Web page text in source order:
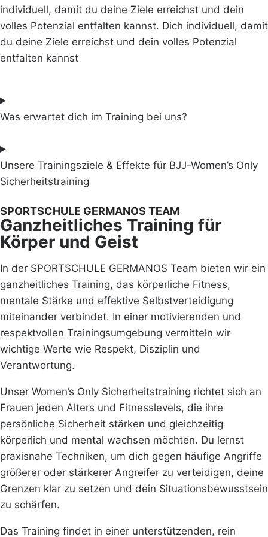
individuell, damit du deine Ziele erreichst und dein
volles Potenzial entfalten kannst. Dich individuell, damit
du deine Ziele erreichst und dein volles Potenzial
entfalten kannst
Was erwartet dich im Training bei uns?
Unsere Trainingsziele & Effekte für BJJ-Women’s Only
Sicherheitstraining
SPORTSCHULE GERMANOS TEAM
Ganzheitliches Training für
Körper und Geist
In der SPORTSCHULE GERMANOS Team bieten wir ein
ganzheitliches Training, das körperliche Fitness,
mentale Stärke und effektive Selbstverteidigung
miteinander verbindet. In einer motivierenden und
respektvollen Trainingsumgebung vermitteln wir
wichtige Werte wie Respekt, Disziplin und
Verantwortung.
Unser Women’s Only Sicherheitstraining richtet sich an
Frauen jeden Alters und Fitnesslevels, die ihre
persönliche Sicherheit stärken und gleichzeitig
körperlich und mental wachsen möchten. Du lernst
praxisnahe Techniken, um dich gegen häufige Angriffe
größerer oder stärkerer Angreifer zu verteidigen, deine
Grenzen klar zu setzen und dein Situationsbewusstsein
zu schärfen.
Das Training findet in einer unterstützenden, rein